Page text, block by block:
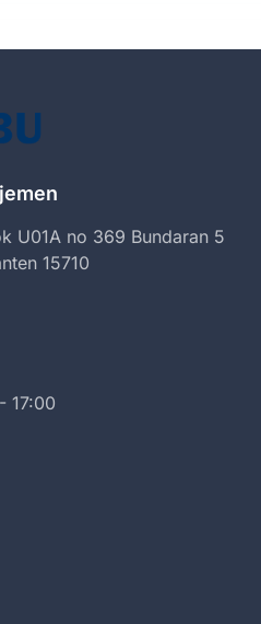
U01A no 369 Bundaran 5
15710
17:00